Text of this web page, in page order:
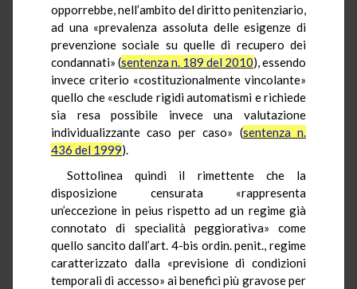
opporrebbe, nell’ambito del diritto penitenziario,
ad una «prevalenza assoluta delle esigenze di
prevenzione sociale su quelle di recupero dei
condannati» (sentenza n. 189 del 2010), essendo
invece criterio «costituzionalmente vincolante»
quello che «esclude rigidi automatismi e richiede
sia resa possibile invece una valutazione
individualizzante caso per caso» (sentenza n.
436 del 1999).
Sottolinea quindi il rimettente che la
disposizione censurata «rappresenta
un’eccezione in peius rispetto ad un regime già
connotato di specialità peggiorativa» come
quello sancito dall’art. 4-bis ordin. penit., regime
caratterizzato dalla «previsione di condizioni
temporali di accesso» ai benefici più gravose per